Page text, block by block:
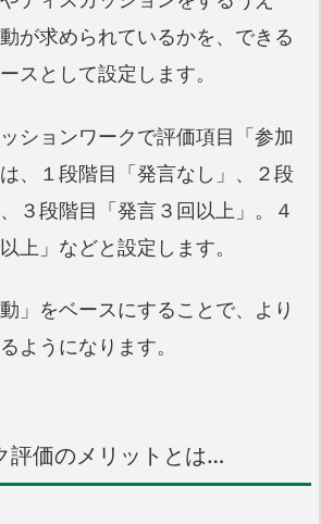
が求められているかを、できる
スとして設定します。
ションワークで評価項目「参加
、１段階目「発言なし」、２段
３段階目「発言３回以上」。４
上」などと設定します。
」をベースにすることで、より
ようになります。
評価のメリットとは…